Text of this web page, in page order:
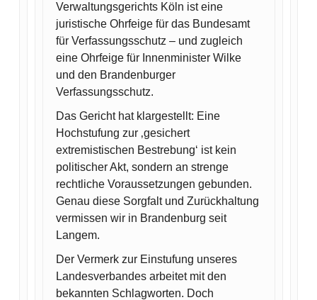
Verwaltungsgerichts Köln ist eine
juristische Ohrfeige für das Bundesamt
für Verfassungsschutz – und zugleich
eine Ohrfeige für Innenminister Wilke
und den Brandenburger
Verfassungsschutz.
Das Gericht hat klargestellt: Eine
Hochstufung zur ‚gesichert
extremistischen Bestrebung‘ ist kein
politischer Akt, sondern an strenge
rechtliche Voraussetzungen gebunden.
Genau diese Sorgfalt und Zurückhaltung
vermissen wir in Brandenburg seit
Langem.
Der Vermerk zur Einstufung unseres
Landesverbandes arbeitet mit den
bekannten Schlagworten. Doch